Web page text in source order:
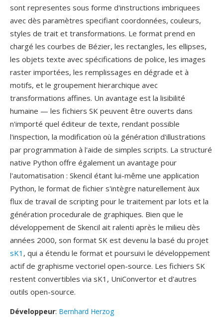
sont representes sous forme d'instructions imbriquees
avec dès paramètres specifiant coordonnées, couleurs,
styles de trait et transformations. Le format prend en
chargé les courbes de Bézier, les rectangles, les ellipses,
les objets texte avec spécifications de police, les images
raster importées, les remplissages en dégrade et à
motifs, et le groupement hierarchique avec
transformations affines. Un avantage est la lisibilité
humaine — les fichiers SK peuvent être ouverts dans
n'importé quel éditeur de texte, rendant possible
l'inspection, la modification où la génération d'illustrations
par programmation à l'aide de simples scripts. La structuré
native Python offre également un avantage pour
l'automatisation : Skencil étant lui-même une application
Python, le format de fichier s'intègre naturellement àux
flux de travail de scripting pour le traitement par lots et la
génération procedurale de graphiques. Bien que le
développement de Skencil ait ralenti après le milieu dès
années 2000, son format SK est devenu la basé du projet
sK1 , qui a étendu le format et poursuivi le développement
actif de graphisme vectoriel open-source. Les fichiers SK
restent convertibles via sK1, UniConvertor et d'autres
outils open-source.
Développeur: Bernhard Herzog